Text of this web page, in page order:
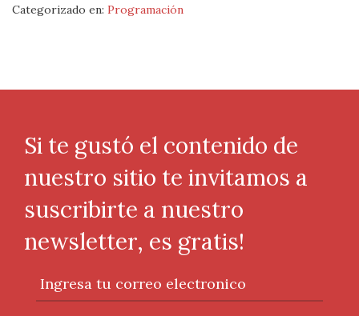
Categorizado en: Programación
Si te gustó el contenido de
nuestro sitio te invitamos a
suscribirte a nuestro
newsletter, es gratis!
Ingresa tu correo electronico